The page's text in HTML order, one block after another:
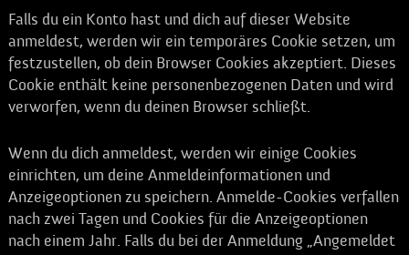
Falls du ein Konto hast und dich auf dieser Website
anmeldest, werden wir ein temporäres Cookie setzen, um
festzustellen, ob dein Browser Cookies akzeptiert. Dieses
Cookie enthält keine personenbezogenen Daten und wird
verworfen, wenn du deinen Browser schließt.
Wenn du dich anmeldest, werden wir einige Cookies
einrichten, um deine Anmeldeinformationen und
Anzeigeoptionen zu speichern. Anmelde-Cookies verfallen
nach zwei Tagen und Cookies für die Anzeigeoptionen
nach einem Jahr. Falls du bei der Anmeldung „Angemeldet